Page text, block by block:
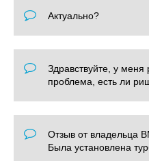
Актуально?
Здравствуйте, у меня
проблема, есть ли
Отзыв от владельца
Была установлена